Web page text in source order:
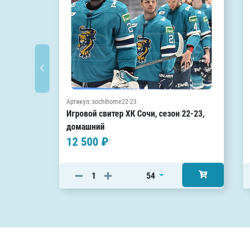
Артикул: sochihome22-23
Игровой свитер ХК Сочи, сезон 22-23,
домашний
12 500 ₽
54